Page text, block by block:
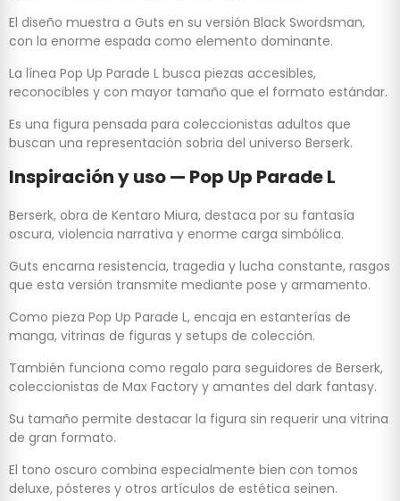
El diseño muestra a Guts en su versión Black Swordsman,
con la enorme espada como elemento dominante.
La línea Pop Up Parade L busca piezas accesibles,
reconocibles y con mayor tamaño que el formato estándar.
Es una figura pensada para coleccionistas adultos que
buscan una representación sobria del universo Berserk.
Inspiración y uso — Pop Up Parade L
Berserk, obra de Kentaro Miura, destaca por su fantasía
oscura, violencia narrativa y enorme carga simbólica.
Guts encarna resistencia, tragedia y lucha constante, rasgos
que esta versión transmite mediante pose y armamento.
Como pieza Pop Up Parade L, encaja en estanterías de
manga, vitrinas de figuras y setups de colección.
También funciona como regalo para seguidores de Berserk,
coleccionistas de Max Factory y amantes del dark fantasy.
Su tamaño permite destacar la figura sin requerir una vitrina
de gran formato.
El tono oscuro combina especialmente bien con tomos
deluxe, pósteres y otros artículos de estética seinen.